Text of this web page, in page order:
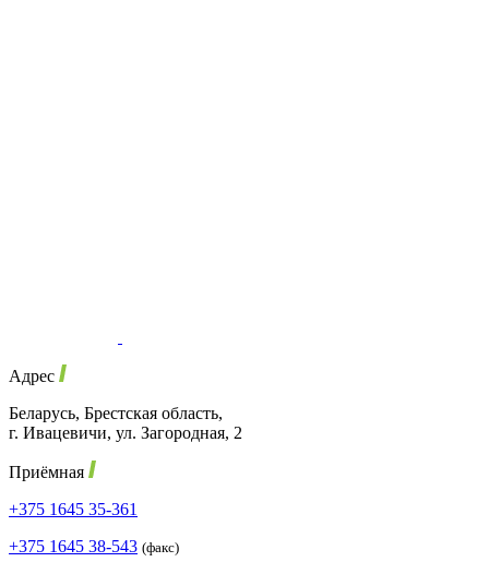
Адрес
Беларусь, Брестская область,
г. Ивацевичи, ул. Загородная, 2
Приёмная
+375 1645 35-361
+375 1645 38-543 (факс)